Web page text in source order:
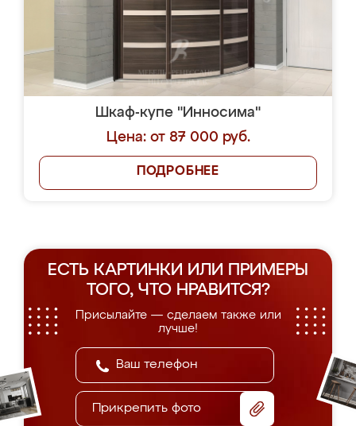
Шкаф-купе "Инносима"
Цена: от 87 000 руб.
ПОДРОБНЕЕ
ЕСТЬ КАРТИНКИ ИЛИ ПРИМЕРЫ
ТОГО, ЧТО НРАВИТСЯ?
Присылайте — сделаем также или
лучше!
Прикрепить фото